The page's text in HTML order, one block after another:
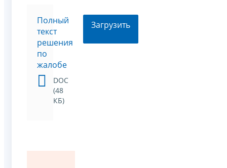
Полный
текст
решения
по
жалобе
DOC
(48
КБ)
Загрузить